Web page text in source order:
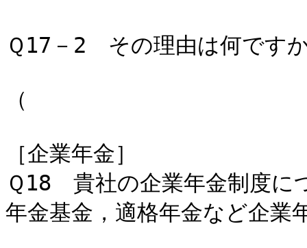
Ｑ17－2 その理由は何です
（
［企業年金］
Ｑ18 貴社の企業年金制度に
年金基金，適格年金など企業